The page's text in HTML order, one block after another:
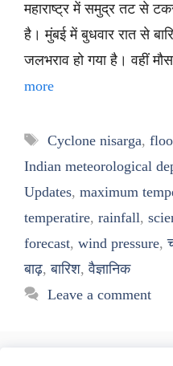
महाराष्ट्र में समुद्र तट से
है। मुंबई में बुधवार रात से
जलभराव हो गया है। वहीं
more
Tags
Cyclone nisarga,
Indian meteorological
Updates, maximum
temperatire, rainfall,
forecast, wind pressure,
बाढ़,बारिश,वैज्ञानिक
Leave a comment